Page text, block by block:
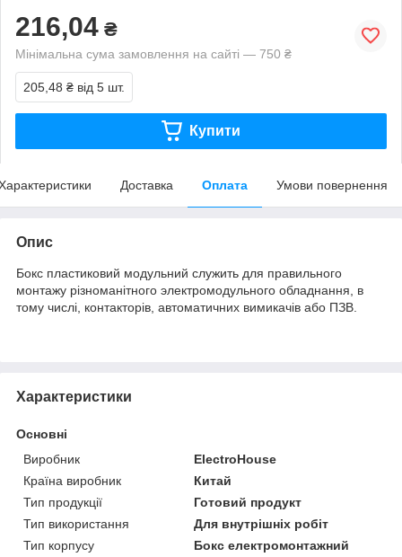
216,04 ₴
Мінімальна сума замовлення на сайті — 750 ₴
205,48 ₴ від 5 шт.
Купити
Доставка Оплата Умови повернення
Опис
Бокс пластиковий модульний служить для правильного
монтажу різноманітного электромодульного обладнання, в
тому числі, контакторів, автоматичних вимикачів або ПЗВ.
Характеристики
Основні
Виробник
ElectroHouse
Країна виробник
Китай
Тип продукції
Готовий продукт
Тип використання
Для внутрішніх робіт
Тип корпусу
Бокс електромонтажний